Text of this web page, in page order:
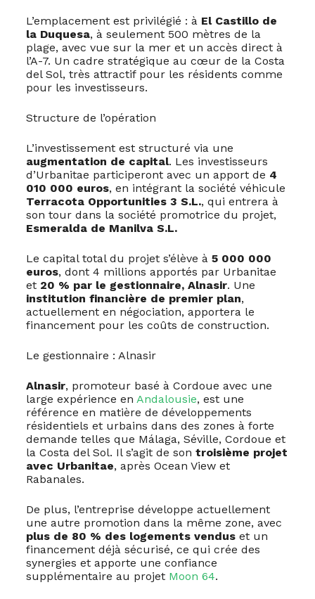
L’emplacement est privilégié : à El Castillo de
la Duquesa, à seulement 500 mètres de la
plage, avec vue sur la mer et un accès direct à
l’A-7. Un cadre stratégique au cœur de la Costa
del Sol, très attractif pour les résidents comme
pour les investisseurs.
Structure de l’opération
L’investissement est structuré via une
augmentation de capital. Les investisseurs
d’Urbanitae participeront avec un apport de 4
010 000 euros, en intégrant la société véhicule
Terracota Opportunities 3 S.L., qui entrera à
son tour dans la société promotrice du projet,
Esmeralda de Manilva S.L.
Le capital total du projet s’élève à 5 000 000
euros, dont 4 millions apportés par Urbanitae
et 20 % par le gestionnaire, Alnasir. Une
institution financière de premier plan,
actuellement en négociation, apportera le
financement pour les coûts de construction.
Le gestionnaire : Alnasir
Alnasir, promoteur basé à Cordoue avec une
large expérience en Andalousie, est une
référence en matière de développements
résidentiels et urbains dans des zones à forte
demande telles que Málaga, Séville, Cordoue et
la Costa del Sol. Il s’agit de son troisième projet
avec Urbanitae, après Ocean View et
Rabanales.
De plus, l’entreprise développe actuellement
une autre promotion dans la même zone, avec
plus de 80 % des logements venduset un
financement déjà sécurisé, ce qui crée des
synergies et apporte une confiance
supplémentaire au projet Moon 64.